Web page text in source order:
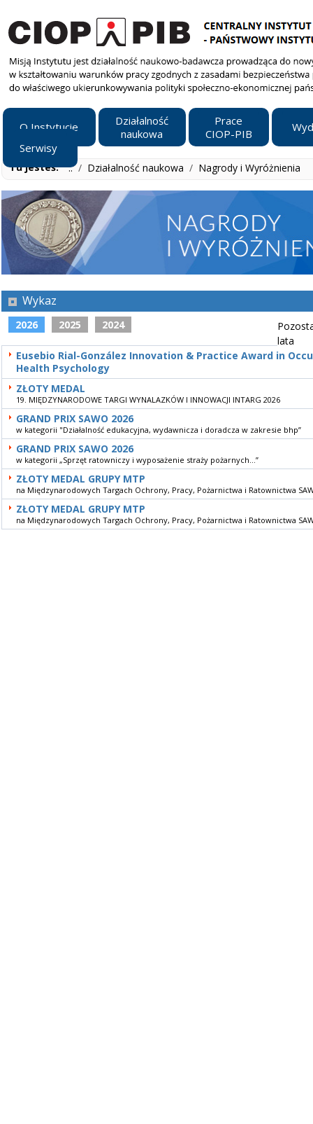
O Instytucie
Działalność
naukowa
Prace
CIOP-PIB
Serwisy
Tu jesteś: ../ Działalność naukowa / Nagrody i Wyróżnienia
Wykaz
2026 2025 2024
lata
Eusebio Rial-González Innovation & Practice Award in
Health Psychology
ZŁOTY MEDAL
19. MIĘDZYNARODOWE TARGI WYNALAZKÓW I INNOWACJI INTARG 2026
GRAND PRIX SAWO 2026
w kategorii "Działalność edukacyjna, wydawnicza i doradcza w zakresie bhp”
GRAND PRIX SAWO 2026
w kategorii „Sprzęt ratowniczy i wyposażenie straży pożarnych...”
ZŁOTY MEDAL GRUPY MTP
na Międzynarodowych Targach Ochrony, Pracy, Pożarnictwa i Ratownictwa
ZŁOTY MEDAL GRUPY MTP
na Międzynarodowych Targach Ochrony, Pracy, Pożarnictwa i Ratownictwa